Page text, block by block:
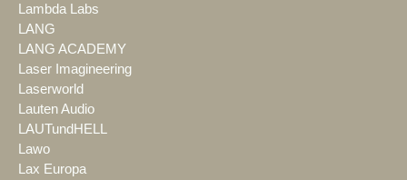
Lambda Labs
LANG
LANG ACADEMY
Laser Imagineering
Laserworld
Lauten Audio
LAUTundHELL
Lawo
Lax Europa